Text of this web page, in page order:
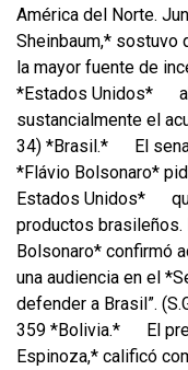
América del Norte.
Sheinbaum,* sostuvo
la mayor fuente de
*Estados Unidos*
sustancialmente el
34) *Brasil.*
El
*Flávio Bolsonaro*
Estados Unidos*
productos
Bolsonaro* confirmó
una audiencia en el
defender a Brasil”.
359 *Bolivia.*
El
Espinoza,* calificó